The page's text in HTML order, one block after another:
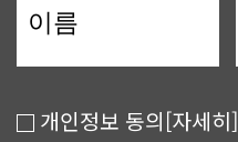
개인정보 동의[자세히]